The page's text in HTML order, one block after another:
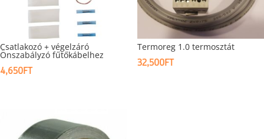
Csatlakozó + végelzáró
Önszabályzó fűtőkábelhez
4,650FT
Termoreg 1.0 termosztát
32,500FT